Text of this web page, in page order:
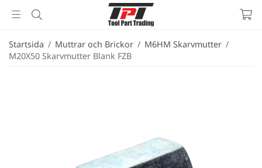
Startsida / Muttrar och Brickor / M6HM Skarvmutter /
M20X50 Skarvmutter Blank FZB